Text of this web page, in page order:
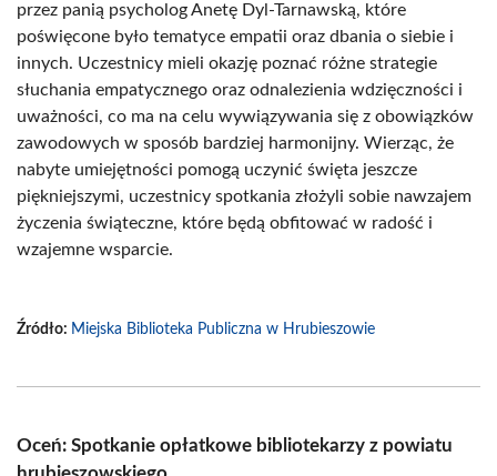
przez panią psycholog Anetę Dyl-Tarnawską, które
poświęcone było tematyce empatii oraz dbania o siebie i
innych. Uczestnicy mieli okazję poznać różne strategie
słuchania empatycznego oraz odnalezienia wdzięczności i
uważności, co ma na celu wywiązywania się z obowiązków
zawodowych w sposób bardziej harmonijny. Wierząc, że
nabyte umiejętności pomogą uczynić święta jeszcze
piękniejszymi, uczestnicy spotkania złożyli sobie nawzajem
życzenia świąteczne, które będą obfitować w radość i
wzajemne wsparcie.
Źródło: Miejska Biblioteka Publiczna w Hrubieszowie
Oceń: Spotkanie opłatkowe bibliotekarzy z powiatu